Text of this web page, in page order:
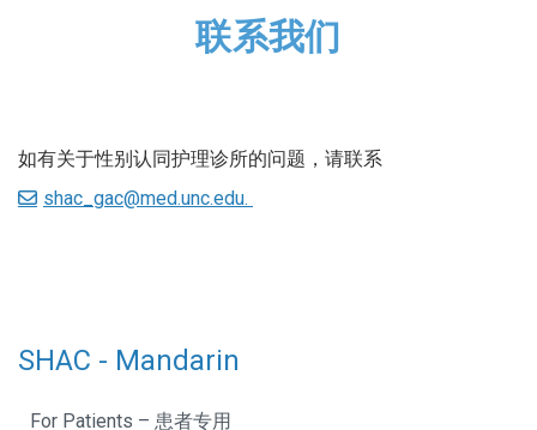
联系我们
如有关于性别认同护理诊所的问题，请联系
shac_gac@med.unc.edu.
SHAC - Mandarin
For Patients – 患者专用